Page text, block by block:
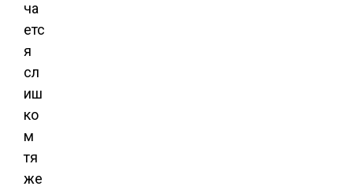
ча
етс
я
сл
иш
ко
м
тя
же